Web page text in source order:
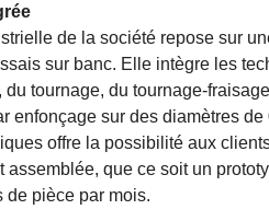
de la société repose sur
sur banc. Elle intègre les
tournage, du tournage-
enfonçage sur des diamètres
offre la possibilité aux
assemblée, que ce soit un
de pièce par mois.